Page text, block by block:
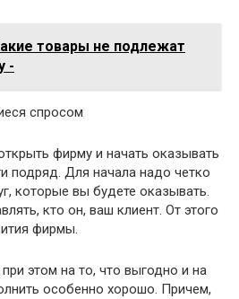
товары не подлежат
-
спросом
фирму и начать оказывать
подряд. Для начала надо четко
которые вы будете оказывать.
кто он, ваш клиент. От этого
фирмы.
этом на то, что выгодно и на
особенно хорошо. Причем,